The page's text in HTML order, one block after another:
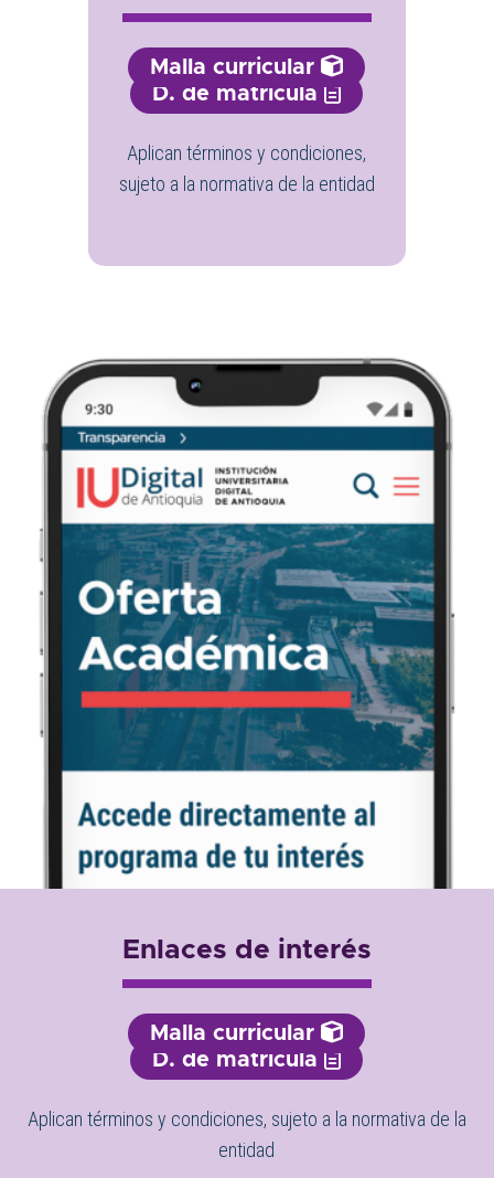
Malla curricular
D. de matrícula
Aplican términos y condiciones,
sujeto a la normativa de la entidad
Enlaces de interés
Malla curricular
D. de matrícula
Aplican términos y condiciones, sujeto a la normativa de la
entidad